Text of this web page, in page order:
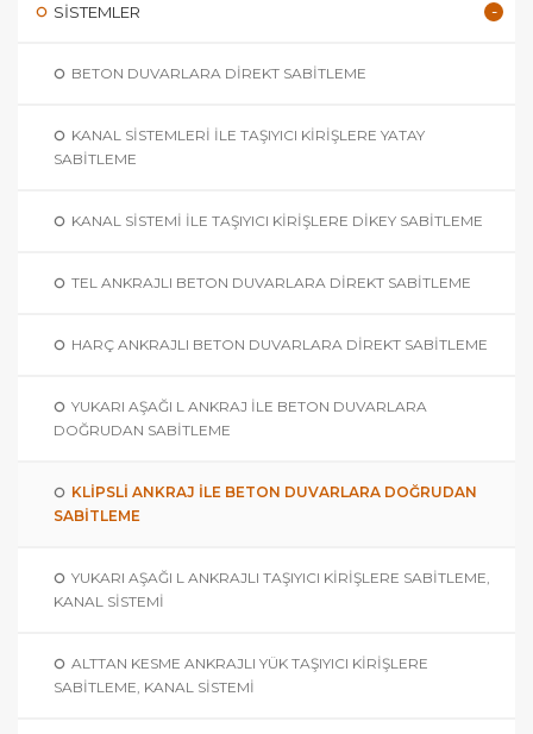
SİSTEMLER
BETON DUVARLARA DIREKT SABITLEME
KANAL SISTEMLERI İLE TAŞIYICI KIRIŞLERE YATAY
SABITLEME
KANAL SISTEMI İLE TAŞIYICI KIRIŞLERE DIKEY SABITLEME
TEL ANKRAJLI BETON DUVARLARA DIREKT SABITLEME
HARÇ ANKRAJLI BETON DUVARLARA DIREKT SABITLEME
YUKARI AŞAĞI L ANKRAJ ILE BETON DUVARLARA
DOĞRUDAN SABITLEME
KLIPSLI ANKRAJ İLE BETON DUVARLARA DOĞRUDAN
SABITLEME
YUKARI AŞAĞI L ANKRAJLI TAŞIYICI KIRIŞLERE SABITLEME,
KANAL SISTEMI
ALTTAN KESME ANKRAJLI YÜK TAŞIYICI KIRIŞLERE
SABITLEME, KANAL SISTEMI